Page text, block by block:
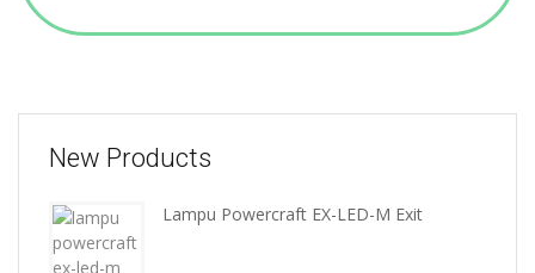
New Products
Lampu Powercraft EX-LED-M Exit